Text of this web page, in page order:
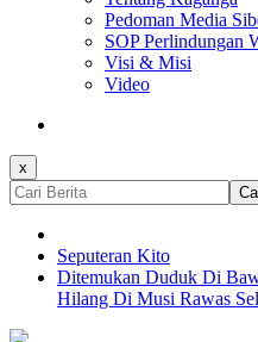
Pedoman Media
SOP Perlindungan
Visi & Misi
Video
x
Seputeran Kito
Ditemukan Duduk Di
Hilang Di Musi Rawas